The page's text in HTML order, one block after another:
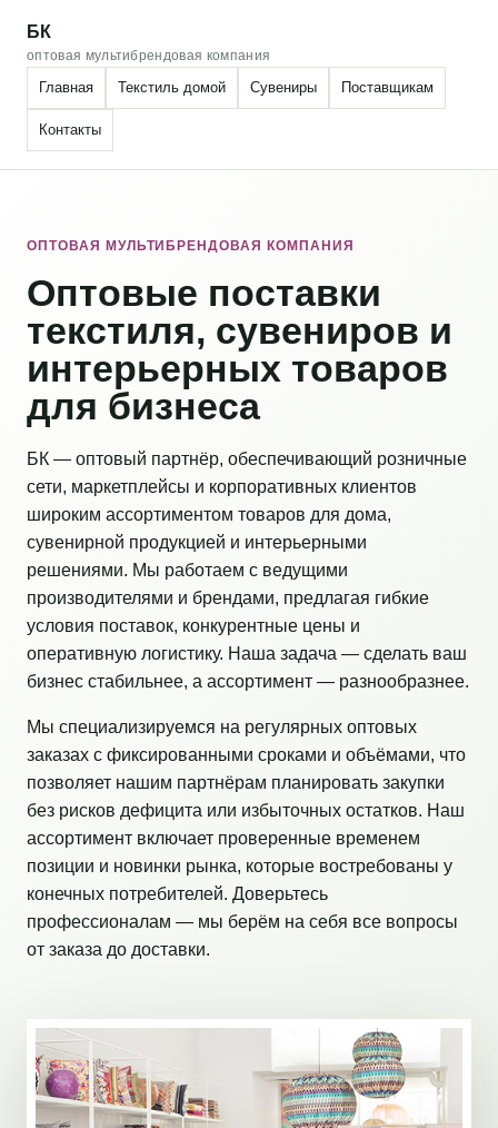
БК
оптовая мультибрендовая компания
Главная Текстиль домой Сувениры Поставщикам
Контакты
ОПТОВАЯ МУЛЬТИБРЕНДОВАЯ КОМПАНИЯ
Оптовые поставки
текстиля, сувениров и
интерьерных товаров
для бизнеса
БК — оптовый партнёр, обеспечивающий розничные
сети, маркетплейсы и корпоративных клиентов
широким ассортиментом товаров для дома,
сувенирной продукцией и интерьерными
решениями. Мы работаем с ведущими
производителями и брендами, предлагая гибкие
условия поставок, конкурентные цены и
оперативную логистику. Наша задача — сделать ваш
бизнес стабильнее, а ассортимент — разнообразнее.
Мы специализируемся на регулярных оптовых
заказах с фиксированными сроками и объёмами, что
позволяет нашим партнёрам планировать закупки
без рисков дефицита или избыточных остатков. Наш
ассортимент включает проверенные временем
позиции и новинки рынка, которые востребованы у
конечных потребителей. Доверьтесь
профессионалам — мы берём на себя все вопросы
от заказа до доставки.